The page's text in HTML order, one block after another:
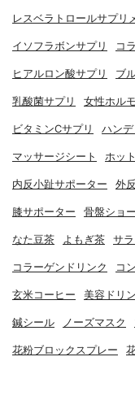
レスベラトロールサプリ
イソフラボンサプリ コ
ヒアルロン酸サプリ ブ
乳酸菌サプリ 女性ホル
ビタミンCサプリ ハン
マッサージシート ホッ
内反小趾サポーター 外
膝サポーター 骨盤ショ
なた豆茶 よもぎ茶 サ
コラーゲンドリンク コ
玄米コーヒー 美容ドリ
鍼シール ノーズマスク
花粉ブロックスプレー